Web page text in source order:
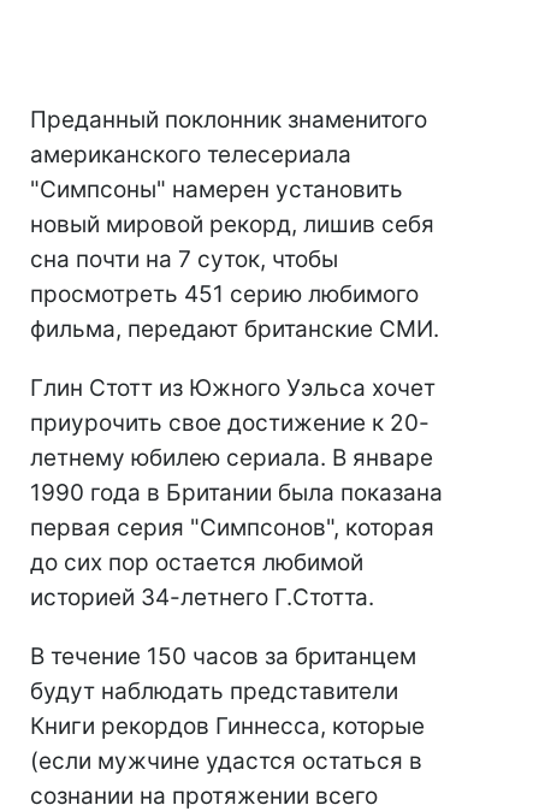
Преданный поклонник знаменитого
американского телесериала
"Симпсоны" намерен установить
новый мировой рекорд, лишив себя
сна почти на 7 суток, чтобы
просмотреть 451 серию любимого
фильма, передают британские СМИ.
Глин Стотт из Южного Уэльса хочет
приурочить свое достижение к 20-
летнему юбилею сериала. В январе
1990 года в Британии была показана
первая серия "Симпсонов", которая
до сих пор остается любимой
историей 34-летнего Г.Стотта.
В течение 150 часов за британцем
будут наблюдать представители
Книги рекордов Гиннесса, которые
(если мужчине удастся остаться в
сознании на протяжении всего